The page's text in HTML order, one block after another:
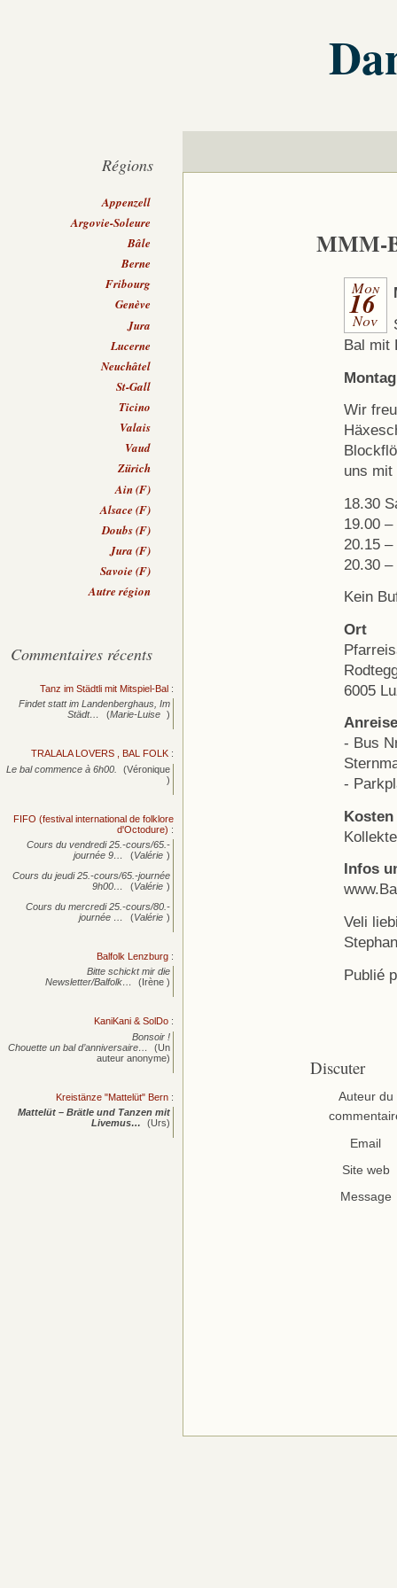
MMM-
Mon
16
Nov
Bal mit
Wir
uns mit
18.30
19.00
20.15
20.30
Kein
Ort
6005
- Bus
-
Kosten
Infos
Veli
Stephan
Publié
Discuter
Auteur du
Email
Site web
Message
Régions
Appenzell
Argovie-Soleure
Bâle
Berne
Fribourg
Genève
Jura
Lucerne
Neuchâtel
St-Gall
Ticino
Valais
Vaud
Zürich
Ain (F)
Alsace (F)
Doubs (F)
Jura (F)
Savoie (F)
Autre région
Commentaires récents
Tanz im Städtli mit Mitspiel-Bal :
Findet statt im Landenberghaus, Im
Städt…
(Marie-Luise )
TRALALA LOVERS , BAL FOLK :
Le bal commence à 6h00.
(Véronique
)
FIFO (festival international de folklore
d'Octodure) :
Cours du vendredi 25.-cours/65.-
journée 9… (Valérie )
Cours du jeudi 25.-cours/65.-journée
9h00…
(Valérie )
Cours du mercredi 25.-cours/80.-
journée … (Valérie )
Balfolk Lenzburg :
Bitte schickt mir die
Newsletter/Balfolk…
(Irène )
KaniKani & SolDo :
Bonsoir !
Chouette un bal d’anniversaire…
(Un
auteur anonyme)
Kreistänze "Mattelüt" Bern :
Mattelüt – Brätle und Tanzen mit
Livemus…
(Urs)